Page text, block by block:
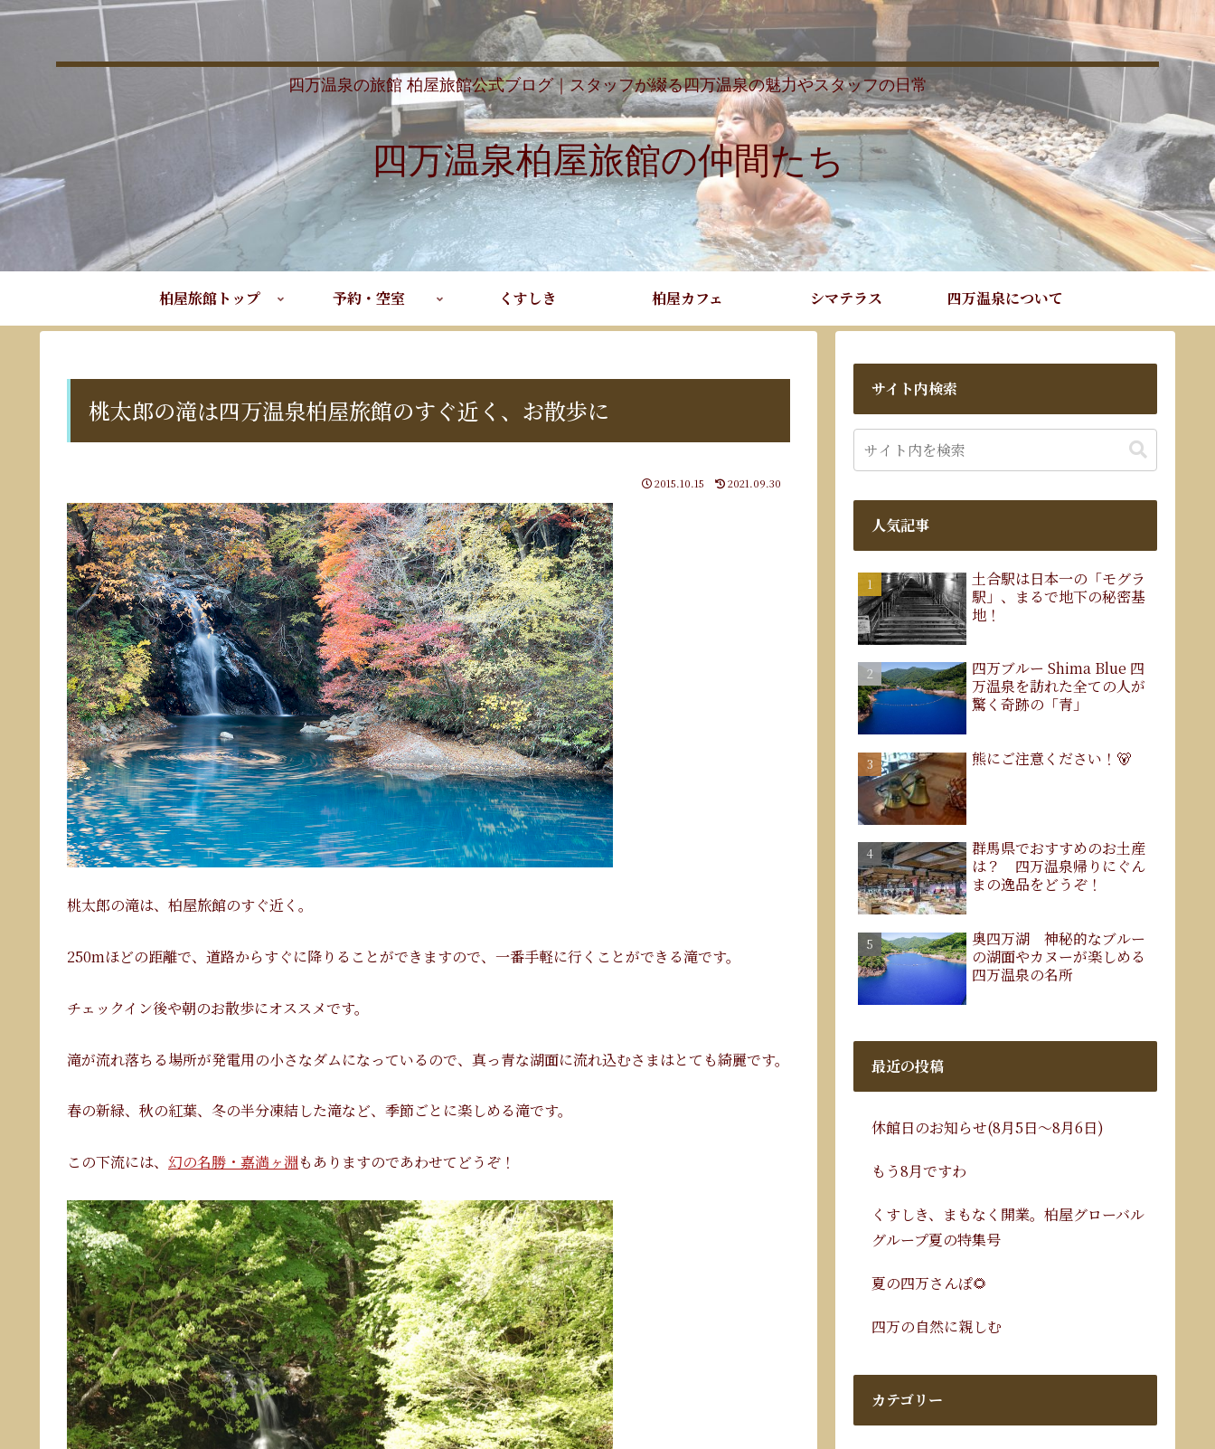
四万温泉の旅館 柏屋旅館公式ブログ｜スタッフが綴る四万温泉の魅力やスタッフの日常
四万温泉柏屋旅館の仲間たち
柏屋旅館トップ 予約・空室 くすしき 柏屋カフェ シマテラス 四万温泉について
桃太郎の滝は四万温泉柏屋旅館のすぐ近く、お散歩に
2015.10.15 2021.09.30
桃太郎の滝は、柏屋旅館のすぐ近く。
250mほどの距離で、道路からすぐに降りることができますので、一番手軽に行くことができる滝です。
チェックイン後や朝のお散歩にオススメです。
滝が流れ落ちる場所が発電用の小さなダムになっているので、真っ青な湖面に流れ込むさまはとても綺麗です。
春の新緑、秋の紅葉、冬の半分凍結した滝など、季節ごとに楽しめる滝です。
この下流には、 幻の名勝・嘉満ヶ淵もありますのであわせてどうぞ！
サイト内検索
人気記事
土合駅は日本一の「モグラ
駅」、まるで地下の秘密基
地！
四万ブルー Shima Blue 四
万温泉を訪れた全ての人が
驚く奇跡の「青」
熊にご注意ください！🐻
群馬県でおすすめのお土産
は？ 四万温泉帰りにぐん
まの逸品をどうぞ！
奥四万湖 神秘的なブルー
の湖面やカヌーが楽しめる
四万温泉の名所
最近の投稿
休館日のお知らせ(8月5日～8月6日)
もう8月ですわ
くすしき、まもなく開業。柏屋グローバル
グループ夏の特集号
夏の四万さんぽ🌻
四万の自然に親しむ
カテゴリー